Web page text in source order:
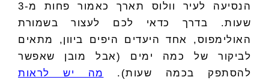
הנסיעה לעיר וולוס תארך כאמור פחות מ-3
שעות. בדרך כדאי לכם לעצור בשמורת
האולימפוס, אחד היעדים היפים ביוון, מתאים
לביקור של כמה ימים (אבל מובן שאפשר
להסתפק בכמה שעות).
מה יש לראות